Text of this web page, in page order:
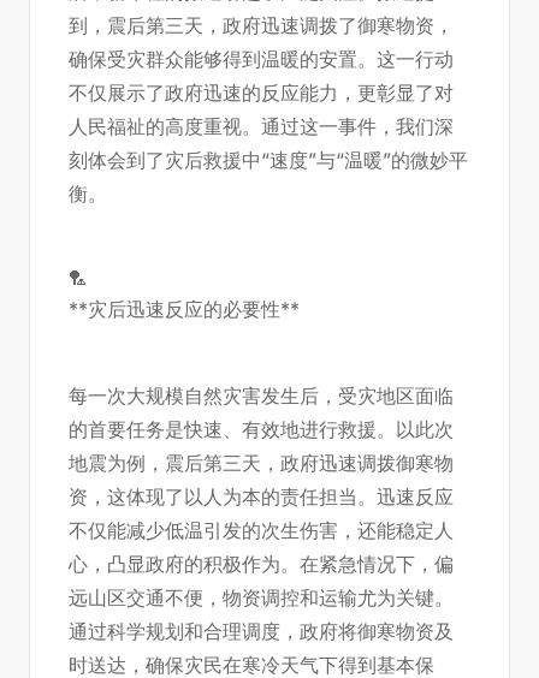
到，震后第三天，政府迅速调拨了御寒物资，
确保受灾群众能够得到温暖的安置。这一行动
不仅展示了政府迅速的反应能力，更彰显了对
人民福祉的高度重视。通过这一事件，我们深
刻体会到了灾后救援中“速度”与“温暖”的微妙平
衡。
🏸
**灾后迅速反应的必要性**
每一次大规模自然灾害发生后，受灾地区面临
的首要任务是快速、有效地进行救援。以此次
地震为例，震后第三天，政府迅速调拨御寒物
资，这体现了以人为本的责任担当。迅速反应
不仅能减少低温引发的次生伤害，还能稳定人
心，凸显政府的积极作为。在紧急情况下，偏
远山区交通不便，物资调控和运输尤为关键。
通过科学规划和合理调度，政府将御寒物资及
时送达，确保灾民在寒冷天气下得到基本保